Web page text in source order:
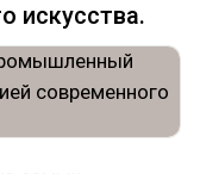
искусства.